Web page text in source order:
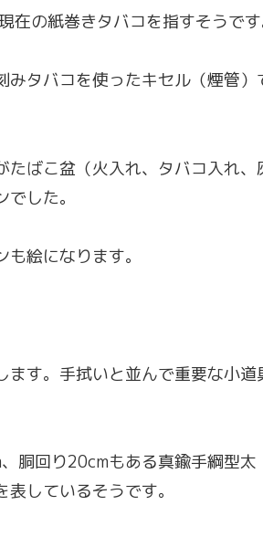
の紙巻きタバコを指すそうです
タバコを使ったキセル（煙管
ばこ盆（火入れ、タバコ入れ
した。
絵になります。
す。手拭いと並んで重要な小道
胴回り20cmもある真鍮手綱型太
しているそうです。